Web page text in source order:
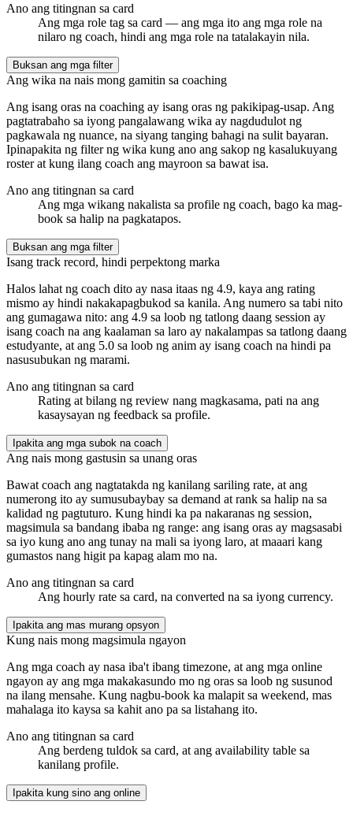
Ano ang titingnan sa card
Ang mga role tag sa card — ang mga ito ang mga role na
nilaro ng coach, hindi ang mga role na tatalakayin nila.
Buksan ang mga filter
Ang wika na nais mong gamitin sa coaching
Ang isang oras na coaching ay isang oras ng pakikipag-usap. Ang
pagtatrabaho sa iyong pangalawang wika ay nagdudulot ng
pagkawala ng nuance, na siyang tanging bahagi na sulit bayaran.
Ipinapakita ng filter ng wika kung ano ang sakop ng kasalukuyang
roster at kung ilang coach ang mayroon sa bawat isa.
Ano ang titingnan sa card
Ang mga wikang nakalista sa profile ng coach, bago ka mag-
book sa halip na pagkatapos.
Buksan ang mga filter
Isang track record, hindi perpektong marka
Halos lahat ng coach dito ay nasa itaas ng 4.9, kaya ang rating
mismo ay hindi nakakapagbukod sa kanila. Ang numero sa tabi nito
ang gumagawa nito: ang 4.9 sa loob ng tatlong daang session ay
isang coach na ang kaalaman sa laro ay nakalampas sa tatlong daang
estudyante, at ang 5.0 sa loob ng anim ay isang coach na hindi pa
nasusubukan ng marami.
Ano ang titingnan sa card
Rating at bilang ng review nang magkasama, pati na ang
kasaysayan ng feedback sa profile.
Ipakita ang mga subok na coach
Ang nais mong gastusin sa unang oras
Bawat coach ang nagtatakda ng kanilang sariling rate, at ang
numerong ito ay sumusubaybay sa demand at rank sa halip na sa
kalidad ng pagtuturo. Kung hindi ka pa nakaranas ng session,
magsimula sa bandang ibaba ng range: ang isang oras ay magsasabi
sa iyo kung ano ang tunay na mali sa iyong laro, at maaari kang
gumastos nang higit pa kapag alam mo na.
Ano ang titingnan sa card
Ang hourly rate sa card, na converted na sa iyong currency.
Ipakita ang mas murang opsyon
Kung nais mong magsimula ngayon
Ang mga coach ay nasa iba't ibang timezone, at ang mga online
ngayon ay ang mga makakasundo mo ng oras sa loob ng susunod
na ilang mensahe. Kung nagbu-book ka malapit sa weekend, mas
mahalaga ito kaysa sa kahit ano pa sa listahang ito.
Ano ang titingnan sa card
Ang berdeng tuldok sa card, at ang availability table sa
kanilang profile.
Ipakita kung sino ang online